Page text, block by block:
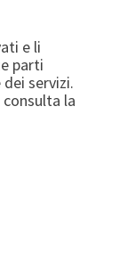
e li
parti
servizi.
la